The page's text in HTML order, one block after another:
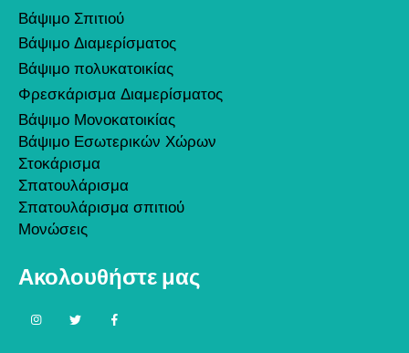
Βάψιμο Σπιτιού
Βάψιμο Διαμερίσματος
Βάψιμο πολυκατοικίας
Φρεσκάρισμα Διαμερίσματος
Βάψιμο Μονοκατοικίας
Βάψιμο Εσωτερικών Χώρων
Στοκάρισμα
Σπατουλάρισμα
Σπατουλάρισμα σπιτιού
Μονώσεις
Ακολουθήστε μας